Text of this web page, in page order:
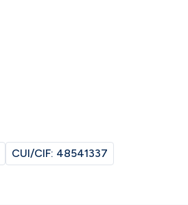
CUI/CIF: 48541337